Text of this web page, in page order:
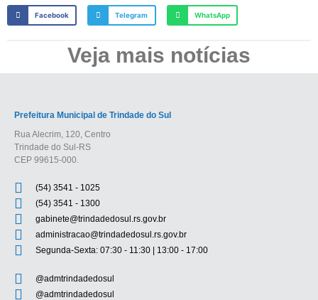
Facebook Telegram WhatsApp
Veja mais notícias
Prefeitura Municipal de Trindade do Sul
Rua Alecrim, 120, Centro
Trindade do Sul-RS
CEP 99615-000.
(54) 3541 - 1025
(54) 3541 - 1300
gabinete@trindadedosul.rs.gov.br
administracao@trindadedosul.rs.gov.br
Segunda-Sexta: 07:30 - 11:30 | 13:00 - 17:00
@admtrindadedosul
@admtrindadedosul